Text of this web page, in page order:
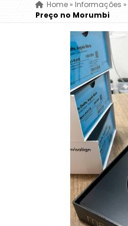
Home» Informações »
Preço no Morumbi